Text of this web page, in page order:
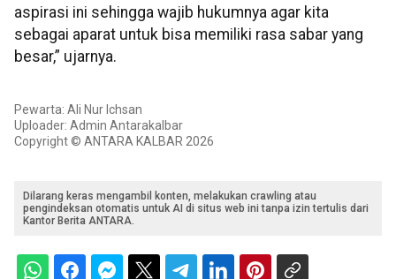
aspirasi ini sehingga wajib hukumnya agar kita
sebagai aparat untuk bisa memiliki rasa sabar yang
besar,” ujarnya.
Pewarta: Ali Nur Ichsan
Uploader: Admin Antarakalbar
Copyright © ANTARA KALBAR 2026
Dilarang keras mengambil konten, melakukan crawling atau
pengindeksan otomatis untuk AI di situs web ini tanpa izin tertulis dari
Kantor Berita ANTARA.